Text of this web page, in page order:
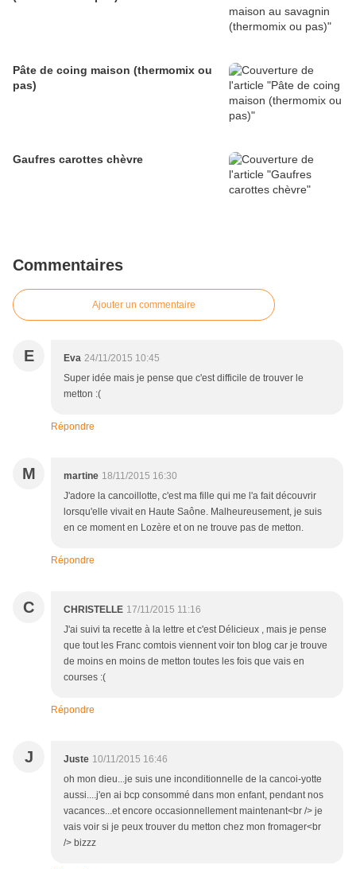
Pâte de coing maison (thermomix ou
pas)
Gaufres carottes chèvre
Commentaires
Ajouter un commentaire
E Eva 24/11/2015 10:45
Super idée mais je pense que c'est difficile de trouver le
metton :(
Répondre
M martine 18/11/2015 16:30
J'adore la cancoillotte, c'est ma fille qui me l'a fait découvrir
lorsqu'elle vivait en Haute Saône. Malheureusement, je suis
en ce moment en Lozère et on ne trouve pas de metton.
Répondre
C CHRISTELLE 17/11/2015 11:16
J'ai suivi ta recette à la lettre et c'est Délicieux , mais je pense
que tout les Franc comtois viennent voir ton blog car je trouve
de moins en moins de metton toutes les fois que vais en
courses :(
Répondre
J Juste 10/11/2015 16:46
oh mon dieu...je suis une inconditionnelle de la cancoi-yotte
aussi....j'en ai bcp consommé dans mon enfant, pendant nos
vacances...et encore occasionnellement maintenant<br /> je
vais voir si je peux trouver du metton chez mon fromager<br
/> bizzz